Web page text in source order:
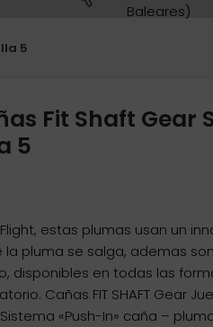
Baleares)
5
Fit Shaft Gear
5
estas plumas usan un
pluma se salga, ademas
disponibles en todas las
Cañas FIT SHAFT Gear
«Push-In» caña –